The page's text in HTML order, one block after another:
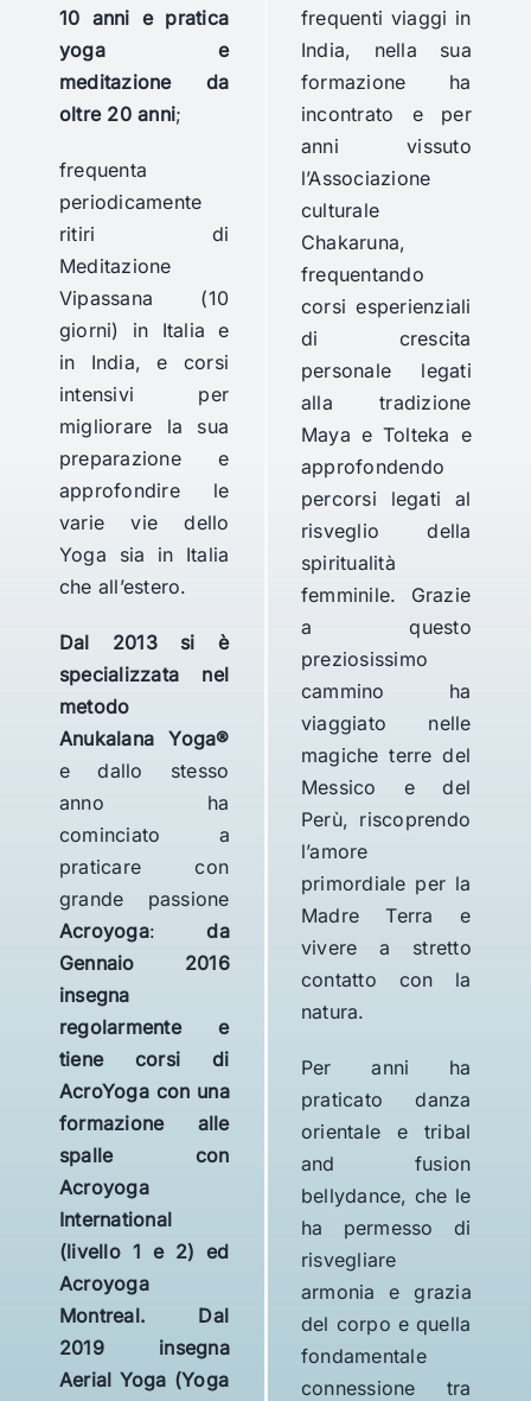
10 anni e pratica
yoga e
meditazione da
oltre 20 anni;
frequenta
periodicamente
ritiri di
Meditazione
Vipassana (10
giorni) in Italia e
in India, e corsi
intensivi per
migliorare la sua
preparazione e
approfondire le
varie vie dello
Yoga sia in Italia
che all’estero.
Dal 2013 si è
specializzata nel
metodo
Anukalana Yoga®
e dallo stesso
anno ha
cominciato a
praticare con
grande passione
Acroyoga:da
Gennaio 2016
insegna
regolarmente e
tiene corsi di
AcroYoga con una
formazione alle
spalle con
Acroyoga
International
(livello 1 e 2) ed
Acroyoga
Montreal. Dal
2019 insegna
Aerial Yoga (Yoga
frequenti viaggi in
India, nella sua
formazione ha
incontrato e per
anni vissuto
l’Associazione
culturale
Chakaruna,
frequentando
corsi esperienziali
di crescita
personale legati
alla tradizione
Maya e Tolteka e
approfondendo
percorsi legati al
risveglio della
spiritualità
femminile. Grazie
a questo
preziosissimo
cammino ha
viaggiato nelle
magiche terre del
Messico e del
Perù, riscoprendo
l’amore
primordiale per la
Madre Terra e
vivere a stretto
contatto con la
natura.
Per anni ha
praticato danza
orientale e tribal
and fusion
bellydance, che le
ha permesso di
risvegliare
armonia e grazia
del corpo e quella
fondamentale
connessione tra